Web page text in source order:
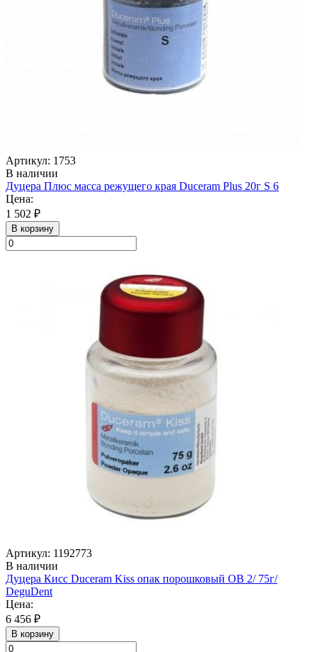
Артикул: 1753
В наличии
Дуцера Плюс масса режущего края Duceram Plus 20г S 6
Цена:
1 502 ₽
В корзину
Артикул: 1192773
В наличии
Дуцера Кисс Duceram Kiss опак порошковый ОB 2/ 75г/
DeguDent
Цена:
6 456 ₽
В корзину